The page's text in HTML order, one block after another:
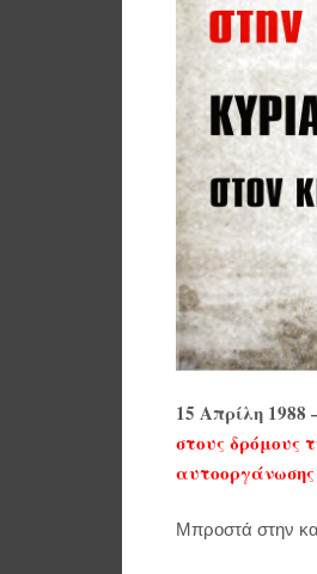
15 Απρίλη 1988
στους δρόμους
αυτοοργάνωσης
Μπροστά στην